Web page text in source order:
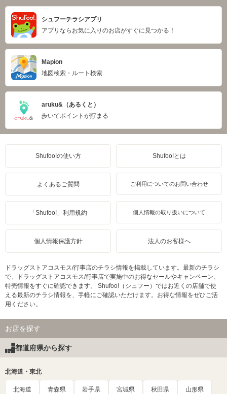
シュフーチラシアプリ
アプリならお気に入りのお店がすぐに見つかる！
Mapion
地図検索・ルート検索
aruku&（あるくと）
歩いてポイントが貯まる
Shufoo!の使い方 Shufoo!とは
よくあるご質問 ご利用についてのお問い合わせ
「Shufoo!」利用規約 個人情報の取り扱いについて
個人情報保護方針 法人のお客様へ
ドラッグストアコスモス/行事店のチラシ情報を掲載しています。最新のチラシ
で、ドラッグストアコスモス/行事店で実施中のお得なセールやキャンペーン、
特売情報をすぐに確認できます。 Shufoo!（シュフー）ではお近くの店舗で使
える最新のチラシ情報を、手軽にご確認いただけます。お得な情報をぜひご活
用ください。
お店を探す
都道府県から探す
北海道・東北
北海道 青森県 岩手県 宮城県 秋田県 山形県